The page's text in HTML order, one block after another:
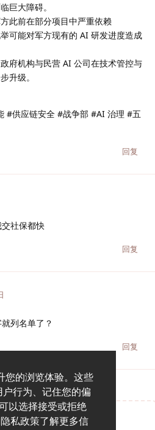
您的浏览体验。这些
行为、记住您的偏
以选择接受或拒绝
私政策了解更多信
巨大障碍。
方此前在部分项目中严重依赖
可能对军方现有的 AI 研发进度造成
政府机构与民营 AI 公司在技术管控与
升级。
#供应链安全 #战争部 #AI 治理 #五
回复
社保都快
回复
列名单了？
回复